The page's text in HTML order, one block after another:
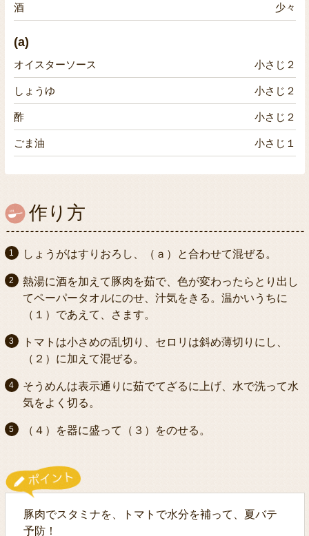
酒 少々
(a)
オイスターソース 小さじ２
しょうゆ 小さじ２
酢 小さじ２
ごま油 小さじ１
作り方
しょうがはすりおろし、（ａ）と合わせて混ぜる。
熱湯に酒を加えて豚肉を茹で、色が変わったらとり出し
てペーパータオルにのせ、汁気をきる。温かいうちに
（１）であえて、さます。
トマトは小さめの乱切り、セロリは斜め薄切りにし、
（２）に加えて混ぜる。
そうめんは表示通りに茹でてざるに上げ、水で洗って水
気をよく切る。
（４）を器に盛って（３）をのせる。
豚肉でスタミナを、トマトで水分を補って、夏バテ
予防！